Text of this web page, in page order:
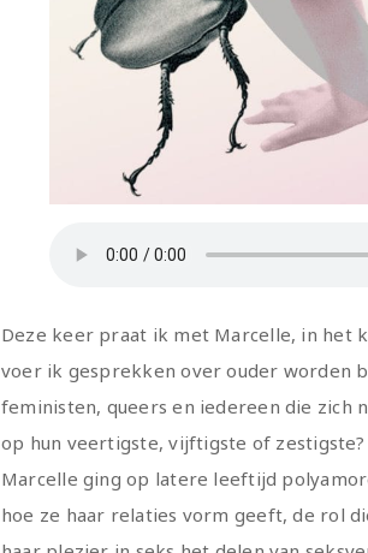
Deze keer praat ik met Marcelle, in het
voer ik gesprekken over ouder worden
feministen, queers en iedereen die zich
op hun veertigste, vijftigste of zestigste?
Marcelle ging op latere leeftijd
hoe ze haar relaties vorm geeft, de rol